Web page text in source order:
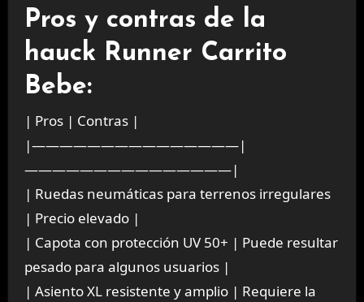
Pros y contras de la
hauck Runner Carrito
Bebe:
| Pros | Contras |
|———————————————|
———————————————|
| Ruedas neumáticas para terrenos irregulares
| Precio elevado |
| Capota con protección UV 50+ | Puede resultar
pesado para algunos usuarios |
| Asiento XL resistente y amplio | Requiere la